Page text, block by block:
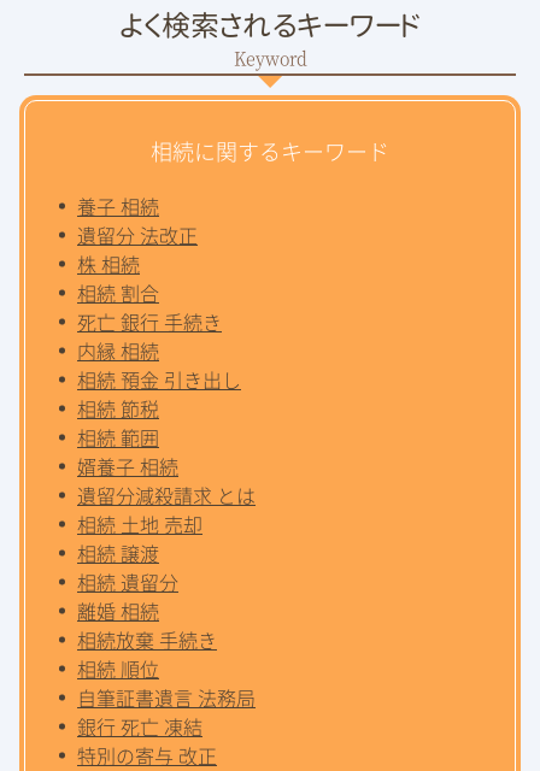
よく検索されるキーワード
相続に関するキーワード
養子 相続
遺留分 法改正
株 相続
相続 割合
死亡 銀行 手続き
内縁 相続
相続 預金 引き出し
相続 節税
相続 範囲
婿養子 相続
遺留分減殺請求 とは
相続 土地 売却
相続 譲渡
相続 遺留分
離婚 相続
相続放棄 手続き
相続 順位
自筆証書遺言 法務局
銀行 死亡 凍結
特別の寄与 改正